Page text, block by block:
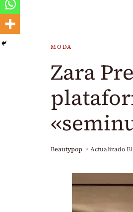
MODA
Zara
Beautypop Actualizado El